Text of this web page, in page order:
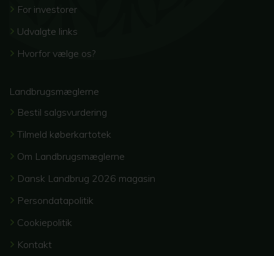
For investorer
Udvalgte links
Hvorfor vælge os?
Landbrugsmæglerne
Bestil salgsvurdering
Tilmeld køberkartotek
Om Landbrugsmæglerne
Dansk Landbrug 2026 magasin
Persondatapolitik
Cookiepolitik
Kontakt